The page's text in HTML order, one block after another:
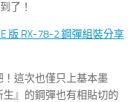
了！
這次也僅只上基本墨
』的鋼彈也有相貼切的